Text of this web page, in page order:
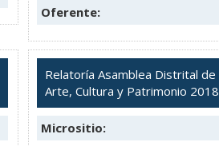
Oferente:
Relatoría Asamblea Distrital de
Arte, Cultura y Patrimonio 2018
Micrositio: